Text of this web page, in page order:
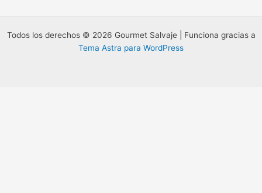
Todos los derechos © 2026 Gourmet Salvaje | Funciona gracias a
Tema Astra para WordPress